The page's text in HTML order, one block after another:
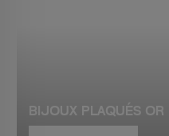
BIJOUX PLAQUÉS OR